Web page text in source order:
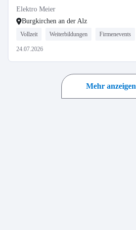
Elektro Meier
Burgkirchen an der Alz
Vollzeit Weiterbildungen Firmenevents
24.07.2026
Mehr anzeigen